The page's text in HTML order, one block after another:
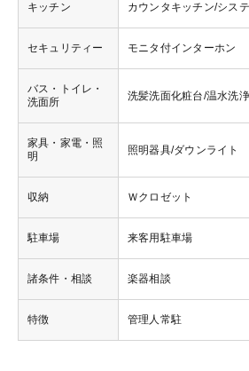
キッチン カウンタキッチン/シス
セキュリティー モニタ付インターホン
バス・トイレ・
洗面所
洗髪洗面化粧台/温水洗
家具・家電・照
明
照明器具/ダウンライト
収納 Ｗクロゼット
駐車場 来客用駐車場
諸条件・相談 楽器相談
特徴 管理人常駐